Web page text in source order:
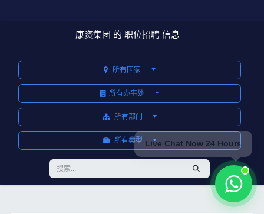
康资集团 的 职位招聘 信息
所有国家
所有办事处
所有部门
所有类型 Live Chat Now 24 Hours